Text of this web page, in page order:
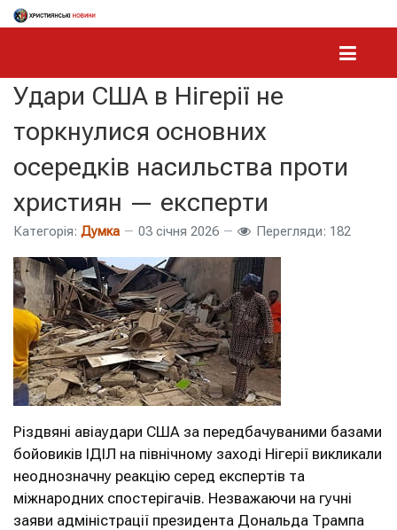
Удари США в Нігерії не
торкнулися основних
осередків насильства проти
християн — експерти
Категорія: Думка 03 січня 2026 Перегляди: 182
Різдвяні авіаудари США за передбачуваними базами
бойовиків ІДІЛ на північному заході Нігерії викликали
неоднозначну реакцію серед експертів та
міжнародних спостерігачів. Незважаючи на гучні
заяви адміністрації президента Дональда Трампа